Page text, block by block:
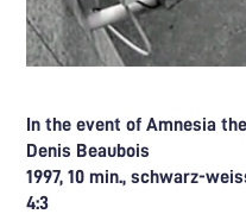
In the event of Amnesia
Denis Beaubois
1997, 10 min., schwarz-
4:3